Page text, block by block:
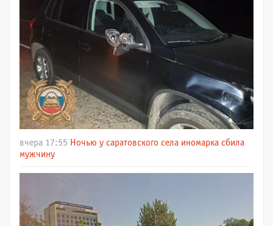
вчера 17:55 Ночью у саратовского села иномарка сбила
мужчину